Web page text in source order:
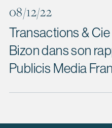
08/12/22
Transactions &
Bizon dans son
Publicis Media